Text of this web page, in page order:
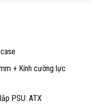
+ Kính cường lực
PSU: ATX